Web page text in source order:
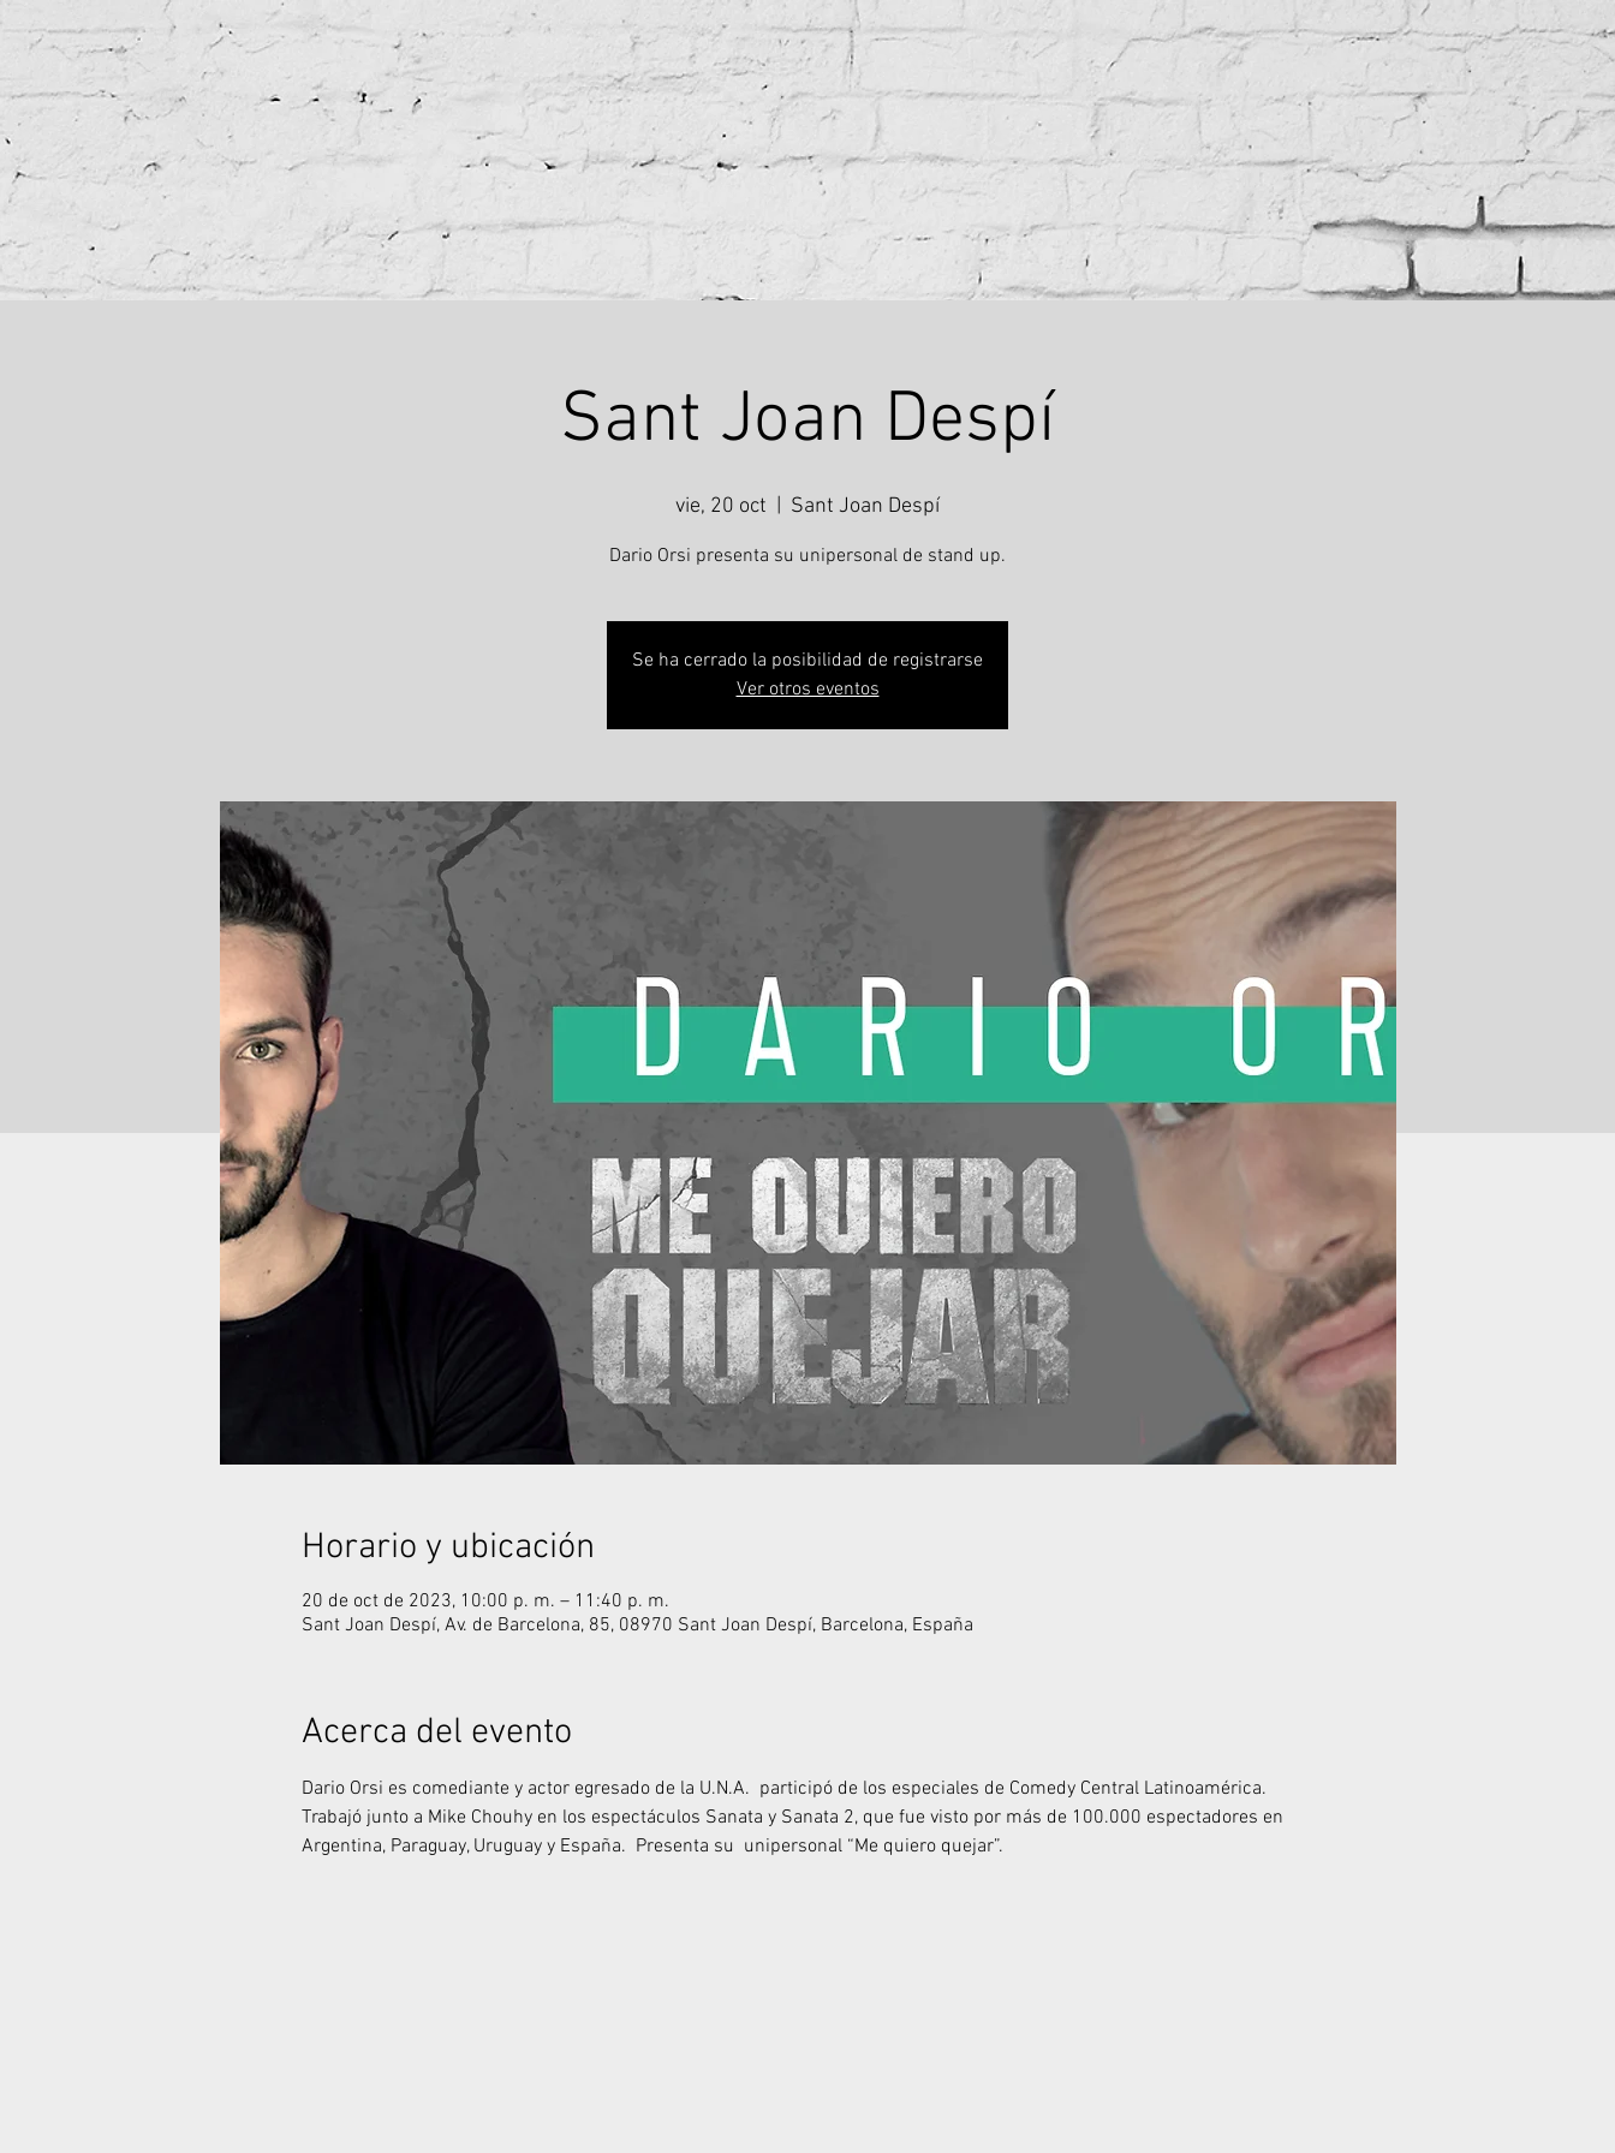
Sant Joan Despí
vie, 20 oct Sant Joan Despí
Dario Orsi presenta su unipersonal de stand up.
Se ha cerrado la posibilidad de registrarse
Ver otros eventos
Horario y ubicación
20 de oct de 2023, 10:00 p. m. – 11:40 p. m.
Sant Joan Despí, Av. de Barcelona, 85, 08970 Sant Joan Despí, Barcelona, España
Acerca del evento
Dario Orsi es comediante y actor egresado de la U.N.A.  participó de los especiales de Comedy Central Latinoamérica.
Trabajó junto a Mike Chouhy en los espectáculos Sanata y Sanata 2, que fue visto por más de 100.000 espectadores en
Argentina, Paraguay, Uruguay y España.  Presenta su  unipersonal “Me quiero quejar”.